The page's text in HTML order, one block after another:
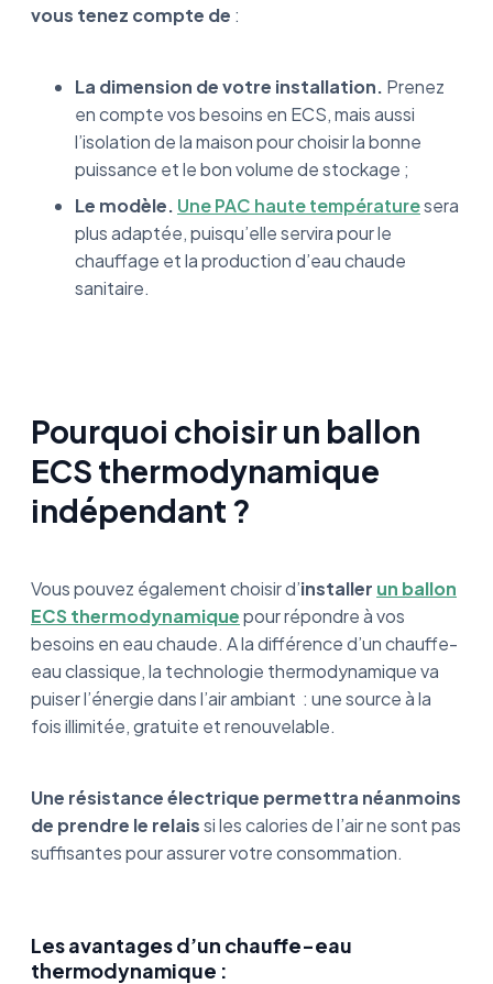
vous tenez compte de :
La dimension de votre installation. Prenez
en compte vos besoins en ECS, mais aussi
l’isolation de la maison pour choisir la bonne
puissance et le bon volume de stockage ;
Le modèle. Une PAC haute températuresera
plus adaptée, puisqu’elle servira pour le
chauffage et la production d’eau chaude
sanitaire.
Pourquoi choisir un ballon
ECS thermodynamique
indépendant ?
Vous pouvez également choisir d’installer un ballon
ECS thermodynamiquepour répondre à vos
besoins en eau chaude. A la différence d’un chauffe-
eau classique, la technologie thermodynamique va
puiser l’énergie dans l’air ambiant : une source à la
fois illimitée, gratuite et renouvelable.
Une résistance électrique permettra néanmoins
de prendre le relaissi les calories de l’air ne sont pas
suffisantes pour assurer votre consommation.
Les avantages d’un chauffe-eau
thermodynamique :